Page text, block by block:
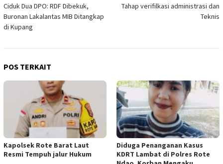
Ciduk Dua DPO: RDF Dibekuk,
Buronan Lakalantas MIB Ditangkap
di Kupang
Tahap verifilkasi administrasi dan
Teknis
POS TERKAIT
Kapolsek Rote Barat Laut
Resmi Tempuh jalur Hukum
Diduga Penanganan Kasus
KDRT Lambat di Polres Rote